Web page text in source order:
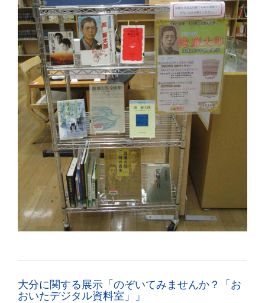
大分に関する展示「のぞいてみませんか？「お
おいたデジタル資料室」」